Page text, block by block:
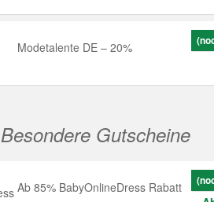
Modetalente DE – 20%
Besondere Gutscheine
Ab 85% BabyOnlineDress Rabatt